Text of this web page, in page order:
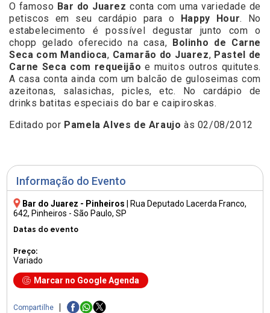
Informação do Evento
Bar do Juarez - Pinheiros
Rua Deputado Lacerda Franco,
642, Pinheiros - São Paulo, SP
Datas do evento
Preço:
Variado
Marcar no Google Agenda
Compartilhe
O famoso Bar do Juarez conta com uma variedade de
petiscos em seu cardápio para o
Happy Hour. No
estabelecimento é possível degustar junto com o
chopp gelado oferecido na casa,
Bolinho de Carne
Seca com Mandioca, Camarão do Juarez, Pastel de
Carne Seca com requeijão e muitos outros quitutes.
A casa conta ainda com um balcão de guloseimas com
azeitonas, salasichas, picles, etc. No cardápio de
drinks batitas especiais do bar e caipiroskas.
Editado por Pamela Alves de Araujo às 02/08/2012